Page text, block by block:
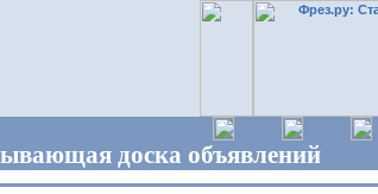
доска объявлений